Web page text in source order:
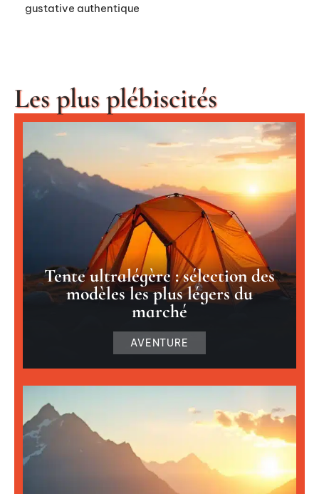
gustative authentique
Les plus plébiscités
Tente ultralégère : sélection des
modèles les plus légers du
marché
AVENTURE